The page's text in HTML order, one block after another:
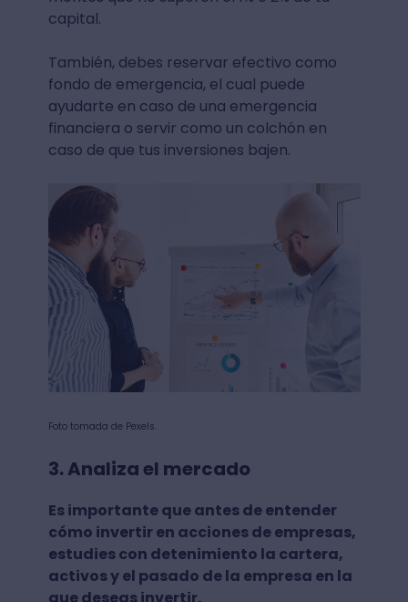
capital.
También, debes reservar efectivo como
fondo de emergencia, el cual puede
ayudarte en caso de una emergencia
financiera o servir como un colchón en
caso de que tus inversiones bajen.
Foto tomada de Pexels.
3. Analiza el mercado
Es importante que antes de entender
cómo invertir en acciones de empresas,
estudies con detenimiento la cartera,
activos y el pasado de la empresa en la
que deseas invertir.